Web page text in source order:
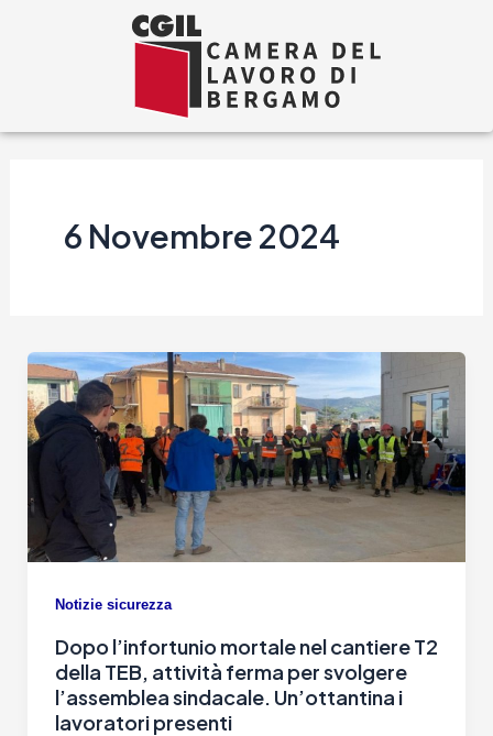
6 Novembre 2024
Notizie sicurezza
Dopo l’infortunio mortale nel cantiere T2
della TEB, attività ferma per svolgere
l’assemblea sindacale. Un’ottantina i
lavoratori presenti